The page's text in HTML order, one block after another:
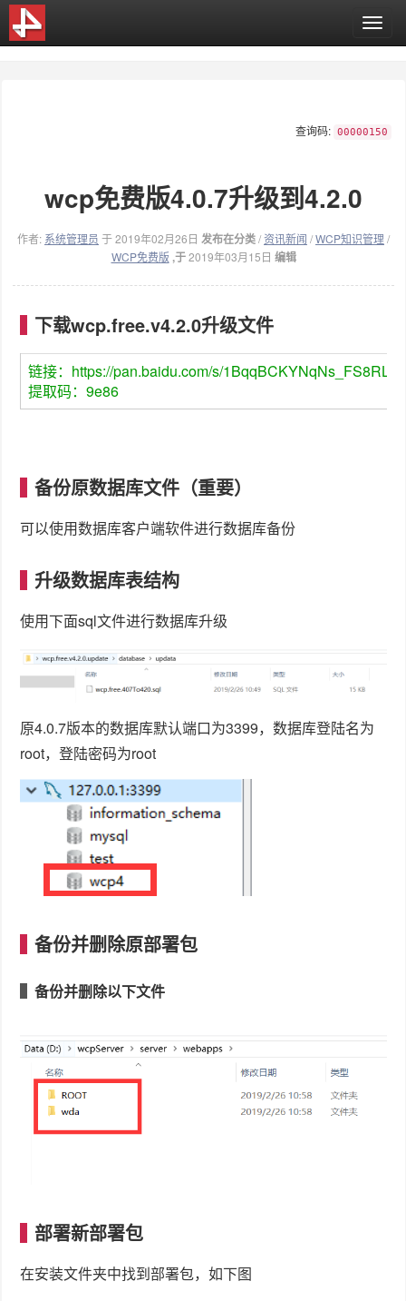
T
o
n
t
查询码: 00000150
wcp免费版4.0.7升级到4.2.0
作者: 系统管理员 于 2019年02月26日 发布在分类/资讯新闻 /WCP知识管理 /
WCP免费版 ,于2019年03月15日 编辑
下载wcp.free.v4.2.0升级文件
链接：https://pan.baidu.com/s/
提取码：9e86
备份原数据库文件（重要）
可以使用数据库客户端软件进行数据库备份
升级数据库表结构
使用下面sql文件进行数据库升级
原4.0.7版本的数据库默认端口为3399，数据库登陆名为
root，登陆密码为root
备份并删除原部署包
备份并删除以下文件
部署新部署包
在安装文件夹中找到部署包，如下图